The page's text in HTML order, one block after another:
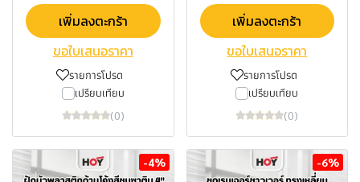
เพิ่มลงตะกร้า
ขอใบเสนอราคา
รายการโปรด
เปรียบเทียบ
(0)
เพิ่มลงตะกร้า
ขอใบเสนอราคา
รายการโปรด
เปรียบเทียบ
(0)
-4% -6%